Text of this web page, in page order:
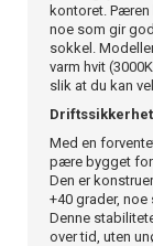
kontoret. Pæren
noe som gir
sokkel.
varm hvit
slik at du kan
Med en
pære bygget for
Den er
+40 grader,
Denne
over tid, uten